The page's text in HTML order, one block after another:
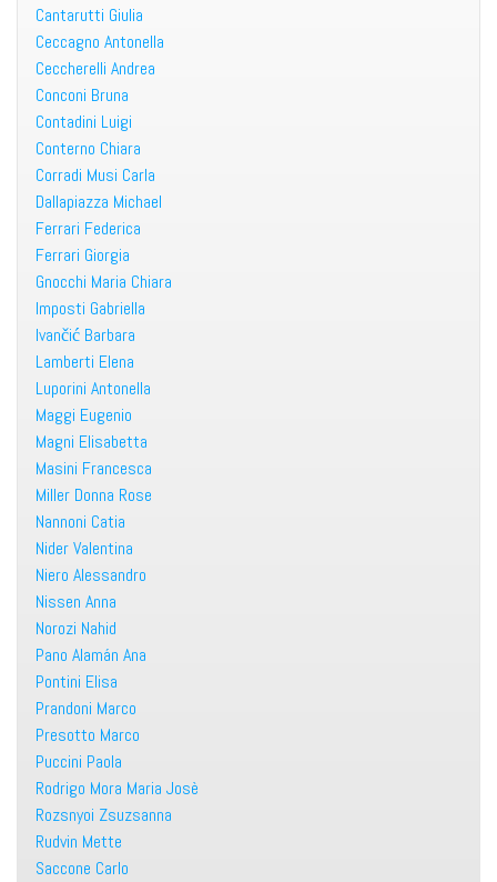
Cantarutti Giulia
Ceccagno Antonella
Ceccherelli Andrea
Conconi Bruna
Contadini Luigi
Conterno Chiara
Corradi Musi Carla
Dallapiazza Michael
Ferrari Federica
Ferrari Giorgia
Gnocchi Maria Chiara
Imposti Gabriella
Ivančić Barbara
Lamberti Elena
Luporini Antonella
Maggi Eugenio
Magni Elisabetta
Masini Francesca
Miller Donna Rose
Nannoni Catia
Nider Valentina
Niero Alessandro
Nissen Anna
Norozi Nahid
Pano Alamán Ana
Pontini Elisa
Prandoni Marco
Presotto Marco
Puccini Paola
Rodrigo Mora Maria Josè
Rozsnyoi Zsuzsanna
Rudvin Mette
Saccone Carlo